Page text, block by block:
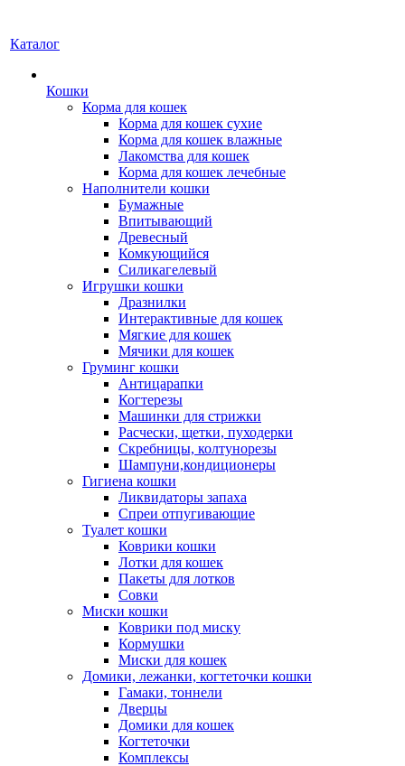
Каталог
Кошки
Корма для кошек
Корма для кошек сухие
Корма для кошек влажные
Лакомства для кошек
Корма для кошек лечебные
Наполнители кошки
Бумажные
Впитывающий
Древесный
Комкующийся
Силикагелевый
Игрушки кошки
Дразнилки
Интерактивные для кошек
Мягкие для кошек
Мячики для кошек
Груминг кошки
Антицарапки
Когтерезы
Машинки для стрижки
Расчески, щетки, пуходерки
Скребницы, колтунорезы
Шампуни,кондиционеры
Гигиена кошки
Ликвидаторы запаха
Спреи отпугивающие
Туалет кошки
Коврики кошки
Лотки для кошек
Пакеты для лотков
Совки
Миски кошки
Коврики под миску
Кормушки
Миски для кошек
Домики, лежанки, когтеточки кошки
Гамаки, тоннели
Дверцы
Домики для кошек
Когтеточки
Комплексы